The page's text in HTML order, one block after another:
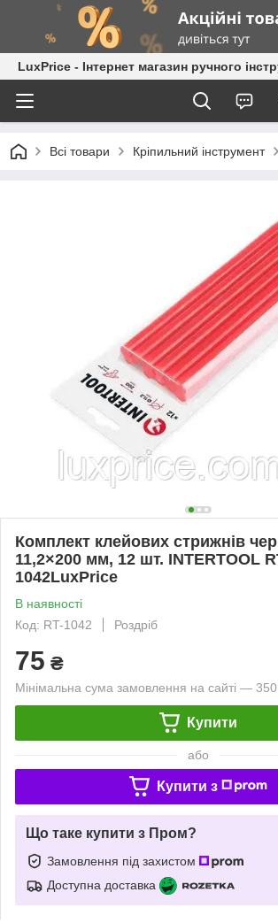
LuxPrice - Інтернет магазин ручного
Всі товари Кріпильний інструмент
Комплект клейових стрижнів
11,2×200 мм, 12 шт. INTERTOOL
1042LuxPrice
В наявності
Код: RT-1042
Роздріб
75 ₴
Мінімальна сума замовлення на сайті —
Купити
або
Купити з
Що таке купити з Пром?
Замовлення під захистом
Доступна доставка